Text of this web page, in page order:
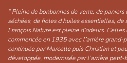
“ Pleine de bonbonnes de verre, de
séchées, de fioles d’huiles essentielles,
François Nature est pleine d’odeurs.
commencée en 1935 avec l’arrière grand-
continuée par Marcelle puis Christian et
développée, modernisée par l’arrière